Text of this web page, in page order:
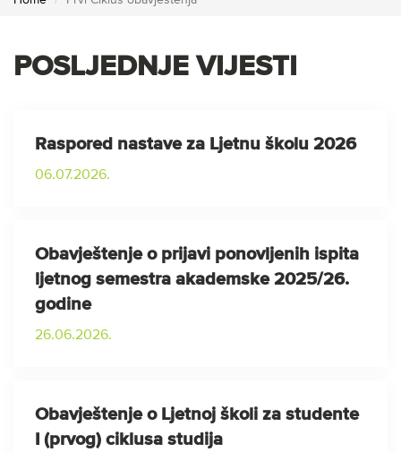
POSLJEDNJE VIJESTI
Raspored nastave za Ljetnu školu 2026
06.07.2026.
Obavještenje o prijavi ponovljenih ispita
ljetnog semestra akademske 2025/26.
godine
26.06.2026.
Obavještenje o Ljetnoj školi za studente
I (prvog) ciklusa studija